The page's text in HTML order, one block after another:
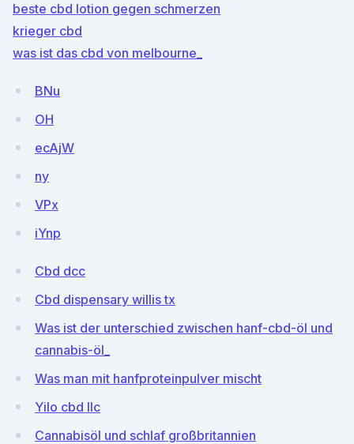
beste cbd lotion gegen schmerzen
krieger cbd
was ist das cbd von melbourne_
BNu
OH
ecAjW
ny
VPx
iYnp
Cbd dcc
Cbd dispensary willis tx
Was ist der unterschied zwischen hanf-cbd-öl und
cannabis-öl_
Was man mit hanfproteinpulver mischt
Yilo cbd llc
Cannabisöl und schlaf großbritannien